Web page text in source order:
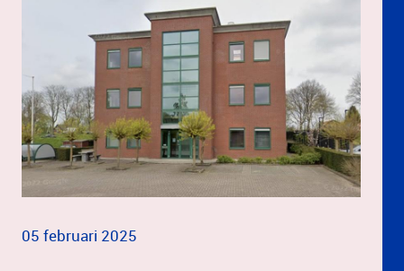
05 februari 2025